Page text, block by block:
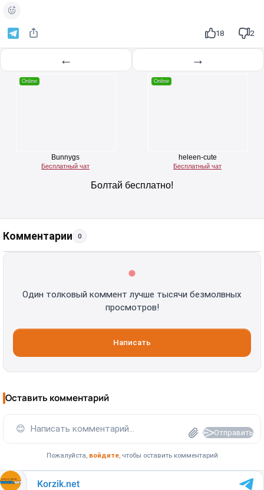
18 2
← →
Комментарии 0
Один толковый коммент лучше тысячи безмолвных
просмотров!
Написать
Оставить комментарий
😊 Написать комментарий... Отправить
Пожалуйста, войдите, чтобы оставить комментарий